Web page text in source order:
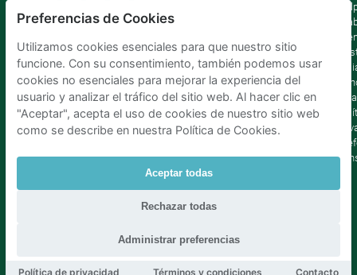
Parking Madrid La Latina|Parking Madrid Bilbao
Parking Bruselas Parking La Haya
Preferencias de Cookies
Utilizamos cookies esenciales para que nuestro sitio
funcione. Con su consentimiento, también podemos usar
cookies no esenciales para mejorar la experiencia del
usuario y analizar el tráfico del sitio web. Al hacer clic en
"Aceptar", acepta el uso de cookies de nuestro sitio web
como se describe en nuestra Política de Cookies.
Aceptar todas
Rechazar todas
Administrar preferencias
Política de privacidad Términos y condiciones Contacto